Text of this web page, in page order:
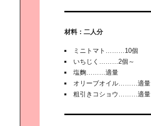
材料：二人分
ミニトマト………10個
いちじく………2個～
塩麴………適量
オリーブオイル………適量
粗引きコショウ………適量
ルライフ